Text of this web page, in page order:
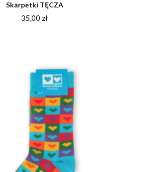
Skarpetki TĘCZA
35,00 zł